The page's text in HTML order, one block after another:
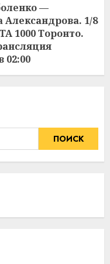
—
Александрова. 1/8
1000 Торонто.
02:00